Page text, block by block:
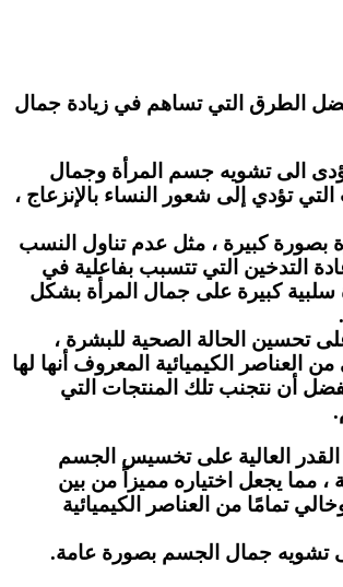
الطرق التي تساهم في زيادة جمال
تؤدى الى تشويه جسم المرأة وجمال
تؤدي إلى شعور النساء بالإنزعاج ،
بصورة كبيرة ، مثل عدم تناول النسب
التدخين التي تتسبب بفاعلية في
سلبية كبيرة على جمال المرأة بشكل
تحسين الحالة الصحية للبشرة ،
الكيميائية المعروف أنها لها
أن نتجنب تلك المنتجات التي
القدر العالية على تخسيس الجسم
، مما يجعل اختياره مميزاً من بين
تمامًا من العناصر الكيميائية
تشويه جمال الجسم بصورة عامة.